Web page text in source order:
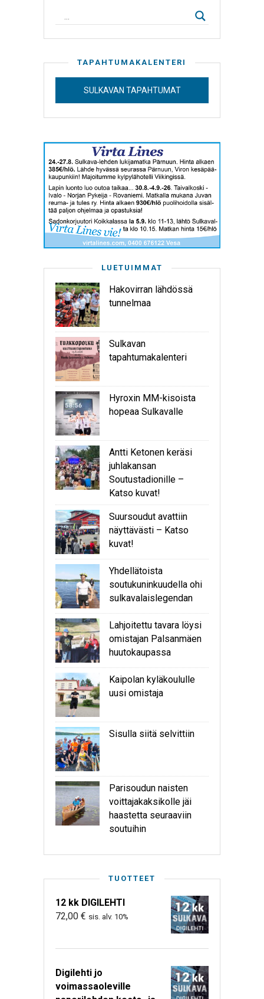
TAPAHTUMAKALENTERI
SULKAVAN TAPAHTUMAT
LUETUIMMAT
Hakovirran lähdössä
tunnelmaa
Sulkavan
tapahtumakalenteri
Hyroxin MM-kisoista
hopeaa Sulkavalle
Antti Ketonen keräsi
juhlakansan
Soutustadionille –
Katso kuvat!
Suursoudut avattiin
näyttävästi – Katso
kuvat!
Yhdellätoista
soutukuninkuudella ohi
sulkavalaislegendan
Lahjoitettu tavara löysi
omistajan Palsanmäen
huutokaupassa
Kaipolan kyläkoululle
uusi omistaja
Sisulla siitä selvittiin
Parisoudun naisten
voittajakaksikolle jäi
haastetta seuraaviin
soutuihin
TUOTTEET
12 kk DIGILEHTI
72,00 € sis. alv. 10%
Digilehti jo
voimassaoleville